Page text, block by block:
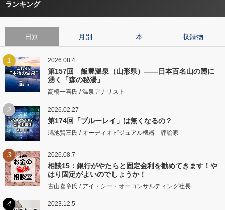
ランキング
日別 月別 本 収録物
1 2026.08.4
第157回 飯豊温泉（山形県）――日本百名山の麓に
湧く「森の秘湯」
高橋一喜氏 / 温泉アナリスト
2 2026.02.27
第174回「ブルーレイ」は無くなるの？
鴻池賢三氏 / オーディオビジュアル機器 評論家
3 2026.08.7
相談15：銀行がやたらと固定金利を勧めてきます！や
はり固定がよいのでしょうか！
古山喜章氏 / アイ・シー・オーコンサルティング社長
4 2023.12.5